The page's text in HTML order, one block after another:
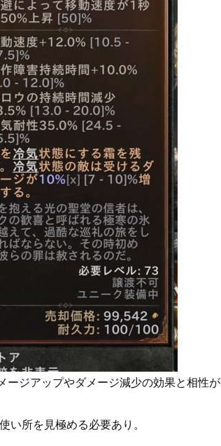
ージアップやダメージ減少の効果と相性が
い所を見極める必要あり。